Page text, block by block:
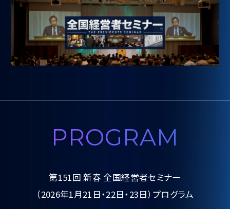
PROGRAM
第151回 新春 全国経営者セミナー
（2026年1月21日・22日・23日）プログラム